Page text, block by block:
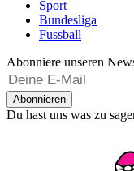
Sport
Bundesliga
Fussball
Abonniere unseren
Abonnieren
Du hast uns was zu